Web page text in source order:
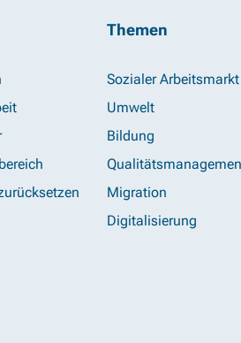
Themen
Sozialer Arbeitsmarkt
Umwelt
Bildung
Migration
Digitalisierung